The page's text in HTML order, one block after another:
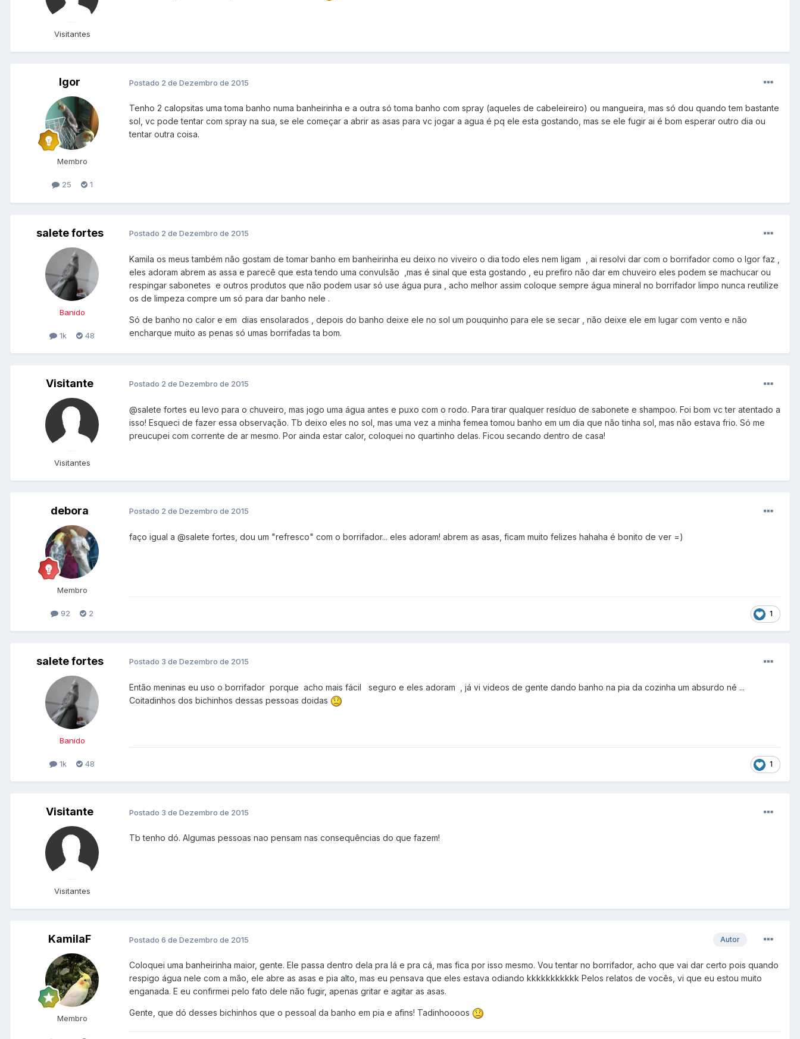
Visitantes
Igor
Membro
25 1
Postado 2 de Dezembro de 2015
Tenho 2 calopsitas uma toma banho numa banheirinha e a outra só toma banho com spray (aqueles de cabeleireiro) ou mangueira, mas só dou quando tem bastante
sol, vc pode tentar com spray na sua, se ele começar a abrir as asas para vc jogar a agua é pq ele esta gostando, mas se ele fugir ai é bom esperar outro dia ou
tentar outra coisa.
salete fortes
Banido
1k 48
Postado 2 de Dezembro de 2015
Kamila os meus também não gostam de tomar banho em banheirinha eu deixo no viveiro o dia todo eles nem ligam , ai resolvi dar com o borrifador como o Igor faz ,
eles adoram abrem as assa e parecê que esta tendo uma convulsão ,mas é sinal que esta gostando , eu prefiro não dar em chuveiro eles podem se machucar ou
respingar sabonetes e outros produtos que não podem usar só use água pura , acho melhor assim coloque sempre água mineral no borrifador limpo nunca reutilize
os de limpeza compre um só para dar banho nele .
Só de banho no calor e em dias ensolarados , depois do banho deixe ele no sol um pouquinho para ele se secar , não deixe ele em lugar com vento e não
encharque muito as penas só umas borrifadas ta bom.
Visitante
Visitantes
Postado 2 de Dezembro de 2015
@salete fortes eu levo para o chuveiro, mas jogo uma água antes e puxo com o rodo. Para tirar qualquer resíduo de sabonete e shampoo. Foi bom vc ter atentado a
isso! Esqueci de fazer essa observação. Tb deixo eles no sol, mas uma vez a minha femea tomou banho em um dia que não tinha sol, mas não estava frio. Só me
preucupei com corrente de ar mesmo. Por ainda estar calor, coloquei no quartinho delas. Ficou secando dentro de casa!
debora
Membro
92 2
Postado 2 de Dezembro de 2015
faço igual a @salete fortes , dou um "refresco" com o borrifador... eles adoram! abrem as asas, ficam muito felizes hahaha é bonito de ver =)
1
salete fortes
Banido
1k 48
Postado 3 de Dezembro de 2015
Então meninas eu uso o borrifador porque acho mais fácil seguro e eles adoram , já vi videos de gente dando banho na pia da cozinha um absurdo né ...
Coitadinhos dos bichinhos dessas pessoas doidas
1
Visitante
Visitantes
Postado 3 de Dezembro de 2015
Tb tenho dó. Algumas pessoas nao pensam nas consequências do que fazem!
KamilaF
Membro
Autor
Postado 6 de Dezembro de 2015
Coloquei uma banheirinha maior, gente. Ele passa dentro dela pra lá e pra cá, mas fica por isso mesmo. Vou tentar no borrifador, acho que vai dar certo pois quando
respigo água nele com a mão, ele abre as asas e pia alto, mas eu pensava que eles estava odiando kkkkkkkkkkk Pelos relatos de vocês, vi que eu estou muito
enganada. E eu confirmei pelo fato dele não fugir, apenas gritar e agitar as asas.
Gente, que dó desses bichinhos que o pessoal da banho em pia e afins! Tadinhoooos